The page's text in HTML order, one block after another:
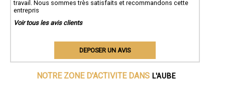
travail. Nous sommes très satisfaits et recommandons cette
entrepris
Voir tous les avis clients
DEPOSER UN AVIS
NOTRE ZONE D'ACTIVITE DANS L'AUBE